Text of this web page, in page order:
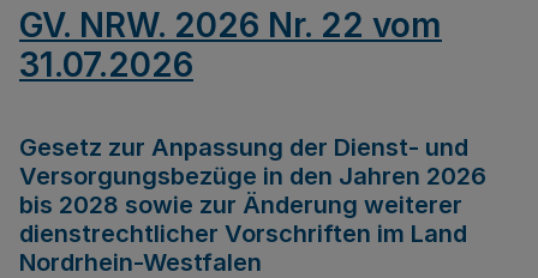
GV. NRW. 2026 Nr. 22 vom
31.07.2026
Gesetz zur Anpassung der Dienst- und
Versorgungsbezüge in den Jahren 2026
bis 2028 sowie zur Änderung weiterer
dienstrechtlicher Vorschriften im Land
Nordrhein-Westfalen